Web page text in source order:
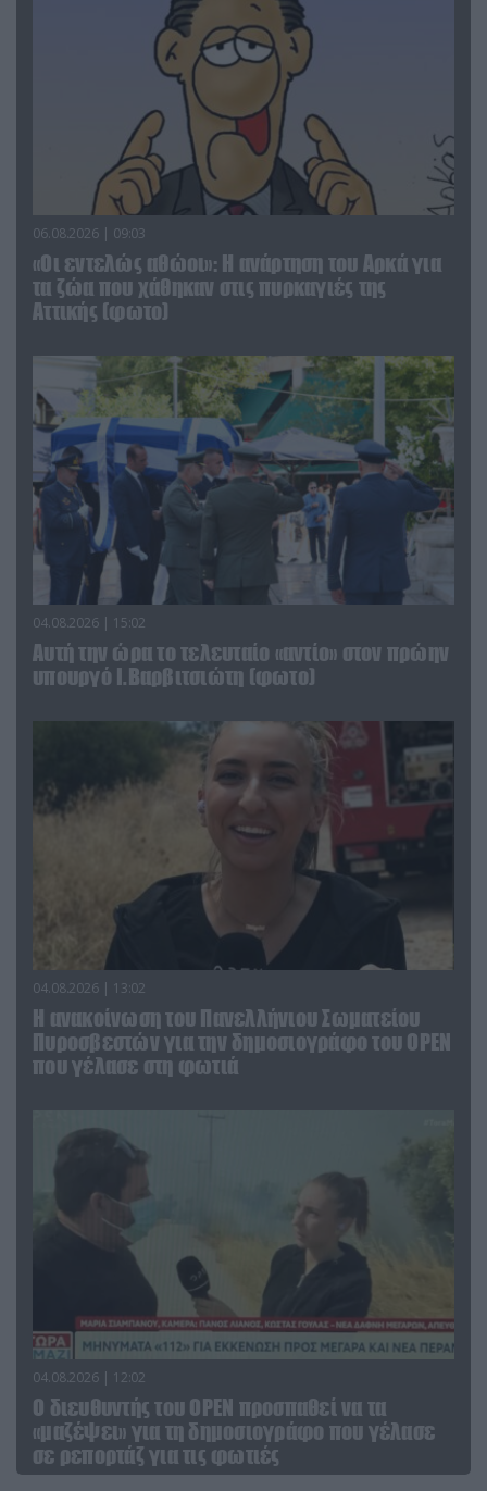
06.08.2026 | 09:03
«Οι εντελώς αθώοι»: Η ανάρτηση του Αρκά για
τα ζώα που χάθηκαν στις πυρκαγιές της
Αττικής (φωτο)
04.08.2026 | 15:02
Αυτή την ώρα το τελευταίο «αντίο» στον πρώην
υπουργό Ι.Βαρβιτσιώτη (φωτο)
04.08.2026 | 13:02
Η ανακοίνωση του Πανελλήνιου Σωματείου
Πυροσβεστών για την δημοσιογράφο του OPEN
που γέλασε στη φωτιά
04.08.2026 | 12:02
O διευθυντής του OPEN προσπαθεί να τα
«μαζέψει» για τη δημοσιογράφο που γέλασε
σε ρεπορτάζ για τις φωτιές